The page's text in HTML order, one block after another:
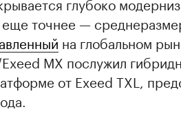
, еще точнее —
на глобальном
MX послужил
от Exeed TXL,